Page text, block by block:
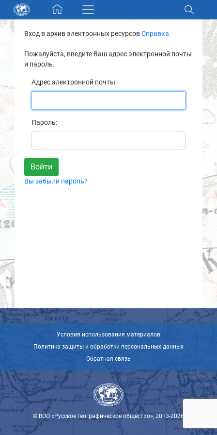
Skip navigation
Разделы и коллекции
Электронный каталог
Новости
О нас
Контакты
Партнеры
Вход в архив электронных ресурсовСправка
Пожалуйста, введите Ваш адрес электронной почты
и пароль.
Адрес электронной почты:
Пароль:
Вы забыли пароль?
Условия использования материалов
Политика защиты и обработки персональных данных
Обратная связь
© ВОО «Русское географическое общество», 2013-2026